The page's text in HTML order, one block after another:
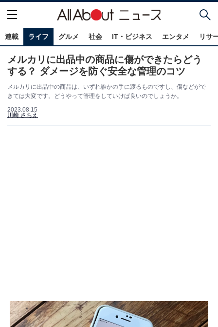
連載 ライフ グルメ 社会 IT・ビジネス エンタメ リサ
メルカリに出品中の商品に傷ができたらどう
する？ ダメージを防ぐ安全な管理のコツ
メルカリに出品中の商品は、いずれ誰かの手に渡るものですし、傷などがで
きては大変です。どうやって管理をしていけば良いのでしょうか。
2023.08.15
川崎 さちえ